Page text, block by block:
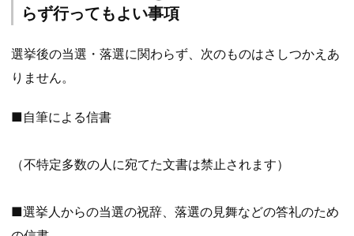
らず行ってもよい事項
選挙後の当選・落選に関わらず、次のものはさしつかえあ
りません。
■自筆による信書
（不特定多数の人に宛てた文書は禁止されます）
■選挙人からの当選の祝辞、落選の見舞などの答礼のため